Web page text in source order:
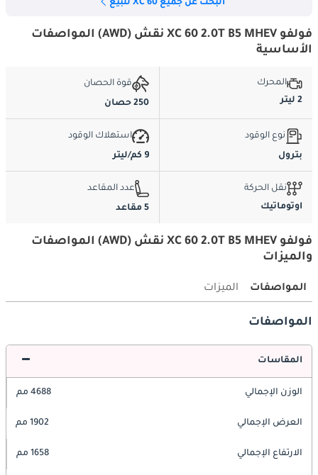
البحث عن جميع XC 60 للبيع
فولفو XC 60 2.0T B5 MHEV نقش (AWD) المواصفات
الأساسية
المحرك
2 ليتر
قوة الحصان
250 حصان
نوع الوقود
بترول
استهلاك الوقود
9 كم/ليتر
نقل الحركة
اوتوماتيك
عدد المقاعد
5 مقاعد
فولفو XC 60 2.0T B5 MHEV نقش (AWD) المواصفات
والميزات
المواصفات الميزات
المواصفات
المقاسات
الوزن الإجمالي 4688 مم
العرض الإجمالي 1902 مم
الارتفاع الإجمالي 1658 مم